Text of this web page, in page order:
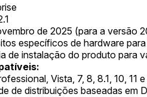
de 2025 (para a versão
específicos de hardware
de instalação do produto para
Vista, 7, 8, 8.1, 10,
de distribuições baseadas